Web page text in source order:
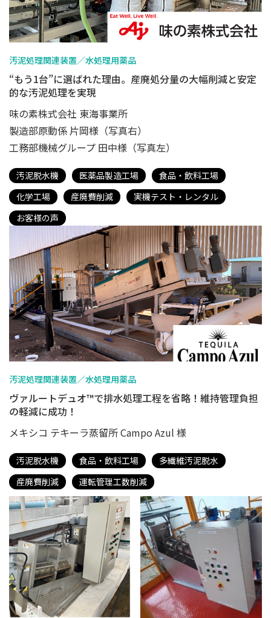
汚泥処理関連装置／水処理用薬品
“もう1台”に選ばれた理由。産廃処分量の大幅削減と安定
的な汚泥処理を実現
味の素株式会社 東海事業所
製造部原動係 片岡様（写真右）
工務部機械グループ 田中様（写真左）
汚泥脱水機 医薬品製造工場
食品・飲料工場
化学工場
産廃費削減
実機テスト・レンタル
お客様の声
汚泥処理関連装置／水処理用薬品
ヴァルートデュオ™で排水処理工程を省略！維持管理負担
の軽減に成功！
メキシコ テキーラ蒸留所 Campo Azul 様
汚泥脱水機 食品・飲料工場
多繊維汚泥脱水
産廃費削減
運転管理工数削減